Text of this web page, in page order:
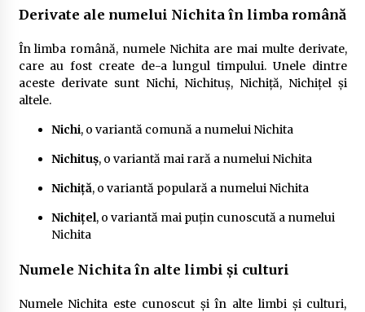
Derivate ale numelui Nichita în limba română
În limba română, numele Nichita are mai multe derivate,
care au fost create de-a lungul timpului. Unele dintre
aceste derivate sunt Nichi, Nichituș, Nichiță, Nichițel și
altele.
Nichi, o variantă comună a numelui Nichita
Nichituș, o variantă mai rară a numelui Nichita
Nichiță, o variantă populară a numelui Nichita
Nichițel, o variantă mai puțin cunoscută a numelui
Nichita
Numele Nichita în alte limbi și culturi
Numele Nichita este cunoscut și în alte limbi și culturi,